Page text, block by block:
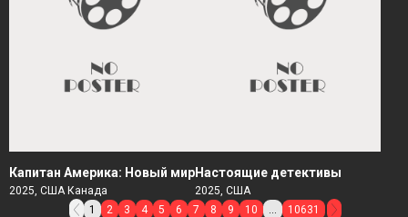
Капитан Америка: Новый мир
2025, США Канада
Настоящие детективы
2025, США
1
2 3 4 5 6 7 8 9 10 ... 10631